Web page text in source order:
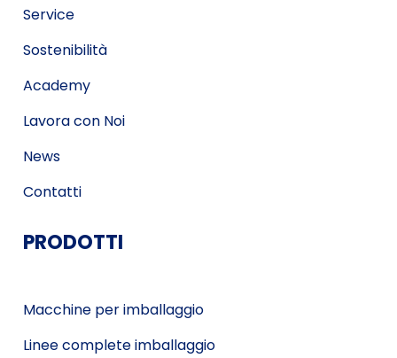
Service
Sostenibilità
Academy
Lavora con Noi
News
Contatti
PRODOTTI
Macchine per imballaggio
Linee complete imballaggio